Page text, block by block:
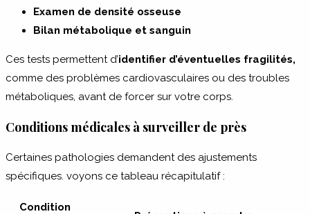
Examen de densité osseuse
Bilan métabolique et sanguin
Ces tests permettent d’identifier d’éventuelles fragilités,
comme des problèmes cardiovasculaires ou des troubles
métaboliques, avant de forcer sur votre corps.
Conditions médicales à surveiller de près
Certaines pathologies demandent des ajustements
spécifiques. voyons ce tableau récapitulatif :
Condition